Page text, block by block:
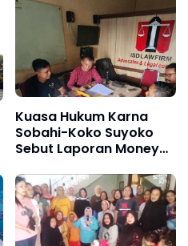
Kuasa Hukum Karna
Sobahi-Koko Suyoko
Sebut Laporan Money
Berdasar Hukum